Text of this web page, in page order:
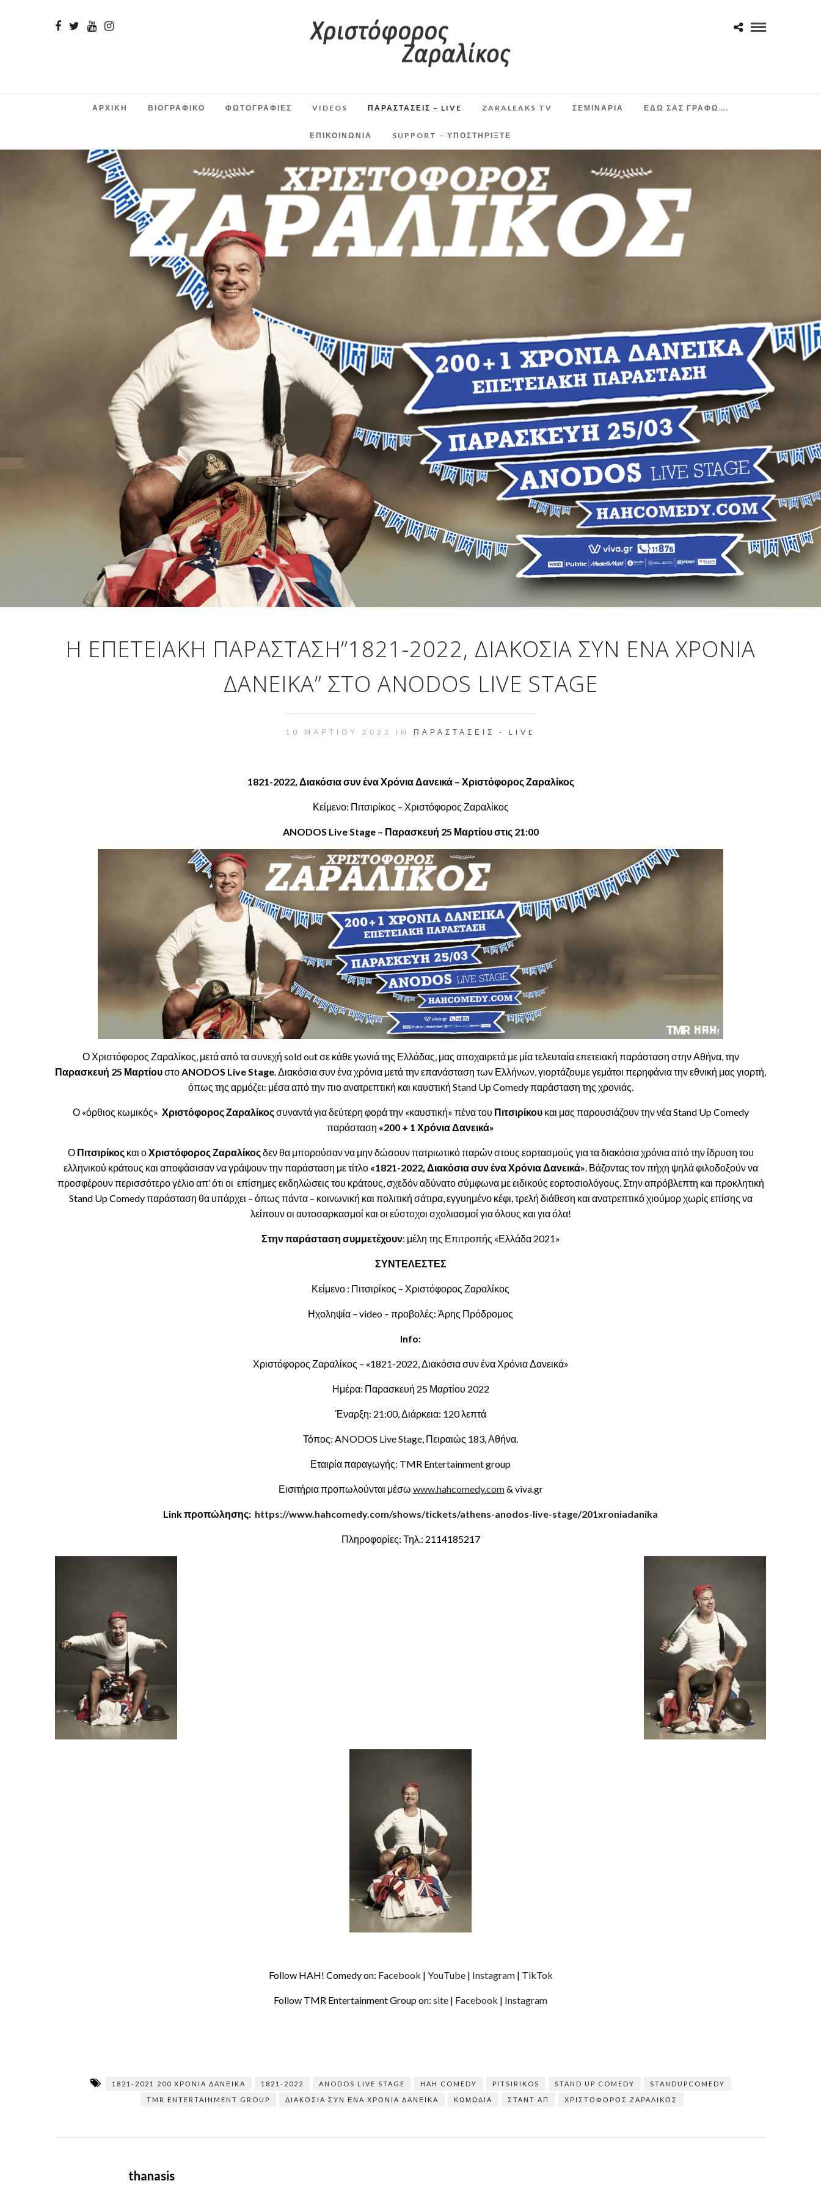
ΑΡΧΙΚΗ ΒΙΟΓΡΑΦΙΚΟ ΦΩΤΟΓΡΑΦΙΕΣ VIDEOS ΠΑΡΑΣΤΆΣΕΙΣ – LIVE ZARALEAKS TV ΣΕΜΙΝΆΡΙΑ ΕΔΩ ΣΑΣ ΓΡΑΦΩ….
ΕΠΙΚΟΙΝΩΝΙΑ SUPPORT – ΥΠΟΣΤΗΡΊΞΤΕ
Η ΕΠΕΤΕΙΑΚΉ ΠΑΡΑΣΤΑΣΗ”1821-2022, ΔΙΑΚΌΣΙΑ ΣΥΝ ΈΝΑ ΧΡΌΝΙΑ
ΔΑΝΕΙΚΆ” ΣΤΟ ANODOS LIVE STAGE
10 ΜΑΡΤΊΟΥ 2022 IN ΠΑΡΑΣΤΆΣΕΙΣ - LIVE
1821-2022, Διακόσια συν ένα Χρόνια Δανεικά – Χριστόφορος Ζαραλίκος
Κείμενο: Πιτσιρίκος – Χριστόφορος Ζαραλίκος
ANODOS LiveStage – Παρασκευή 25 Μαρτίου στις 21:00
Ο Χριστόφορος Ζαραλίκος, μετά από τα συνεχή sold out σε κάθε γωνιά της Ελλάδας, μας αποχαιρετά με μία τελευταία επετειακή παράσταση στην Αθήνα, την
Παρασκευή 25 ΜαρτίουστοANODOS Live Stage. Διακόσια συν ένα χρόνια μετά την επανάσταση των Ελλήνων, γιορτάζουμε γεμάτοι περηφάνια την εθνική μας γιορτή,
όπως της αρμόζει: μέσα από την πιο ανατρεπτική και καυστική Stand Up Comedy παράσταση της χρονιάς.
Ο «όρθιος κωμικός» Χριστόφορος Ζαραλίκοςσυναντά για δεύτερη φορά την «καυστική» πένα του Πιτσιρίκουκαι μας παρουσιάζουν την νέα Stand Up Comedy
παράσταση «200 + 1 Χρόνια Δανεικά»
Ο Πιτσιρίκοςκαι οΧριστόφορος Ζαραλίκοςδεν θα μπορούσαν να μην δώσουν πατριωτικό παρών στους εορτασμούς για τα διακόσια χρόνια από την ίδρυση του
ελληνικού κράτους και αποφάσισαν να γράψουν την παράσταση με τίτλο «1821-2022, Διακόσια συν ένα Χρόνια Δανεικά». Βάζοντας τον πήχη ψηλά φιλοδοξούν να
προσφέρουν περισσότερο γέλιο απ’ ότι οι επίσημες εκδηλώσεις του κράτους, σχεδόν αδύνατο σύμφωνα με ειδικούς εορτοσιολόγους. Στην απρόβλεπτη και προκλητική
Stand Up Comedy παράσταση θα υπάρχει – όπως πάντα – κοινωνική και πολιτική σάτιρα, εγγυημένο κέφι, τρελή διάθεση και ανατρεπτικό χιούμορ χωρίς επίσης να
λείπουν οι αυτοσαρκασμοί και οι εύστοχοι σχολιασμοί για όλους και για όλα!
Στην παράσταση συμμετέχουν: μέλη της Επιτροπής «Ελλάδα 2021»
ΣΥΝΤΕΛΕΣΤΕΣ
Κείμενο : Πιτσιρίκος – Χριστόφορος Ζαραλίκος
Ηχοληψία – video – προβολές: Άρης Πρόδρομος
Info:
Χριστόφορος Ζαραλίκος – «1821-2022, Διακόσια συν ένα Χρόνια Δανεικά»
Ημέρα: Παρασκευή 25 Μαρτίου 2022
Έναρξη: 21:00, Διάρκεια: 120 λεπτά
Τόπος: ANODOS Live Stage, Πειραιώς 183, Αθήνα.
Εταιρία παραγωγής: TMR Entertainment group
Εισιτήρια προπωλούνται μέσω www.hahcomedy.com& viva.gr
Link προπώλησης: https://www.hahcomedy.com/shows/tickets/athens-anodos-live-stage/201xroniadanika
Πληροφορίες: Τηλ.: 2114185217
Follow HAH! Comedy on: Facebook | YouTube| Instagram| TikTok
Follow TMR Entertainment Group on: site | Facebook | Instagram
1821-2021 200 ΧΡΌΝΙΑ ΔΑΝΕΙΚΆ 1821-2022 ANODOS LIVE STAGE HAH COMEDY PITSIRIKOS STAND UP COMEDY
STANDUPCOMEDY
TMR ENTERTAINMENT GROUP
ΔΙΑΚΌΣΙΑ ΣΥΝ ΈΝΑ ΧΡΌΝΙΑ ΔΑΝΕΙΚΆ ΚΩΜΩΔΊΑ ΣΤΑΝΤ ΑΠ ΧΡΙΣΤΌΦΟΡΟΣ ΖΑΡΑΛΊΚΟΣ
thanasis